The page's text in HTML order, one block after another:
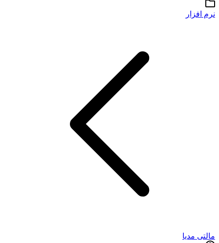
نرم افزار
مالتی مدیا